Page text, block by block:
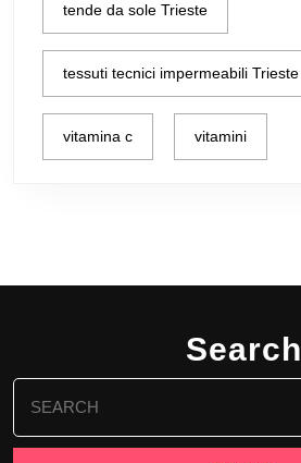
tende da sole Trieste
tessuti tecnici impermeabili Trieste
vitamina c vitamini
Search
Search
for: